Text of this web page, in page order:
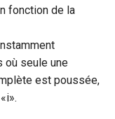
fonction de la
où seule une
est poussée,